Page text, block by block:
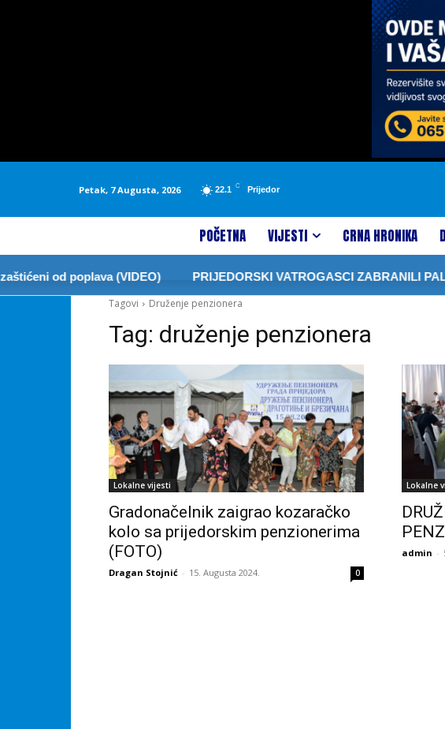
Petak, 7 Augusta, 2026 22.1 C Prijedor
POČETNA VIJESTI CRNA HRONIKA
od poplava (VIDEO) PRIJEDORSKI VATROGASCI ZABRANILI
Tagovi
Druženje penzionera
Tag: druženje penzionera
Lokalne vijesti
Gradonačelnik zaigrao kozaračko
kolo sa prijedorskim penzionerima
(FOTO)
Dragan Stojnić - 15. Augusta 2024. 0
Lokalne
admin -